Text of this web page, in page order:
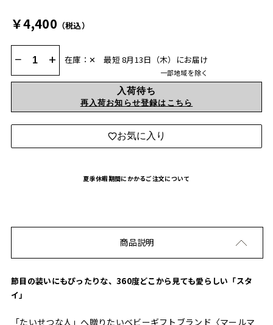
￥4,400 （税込）
− + 在庫：✕ 最短 8月13日（木）にお届け
一部地域を除く
入荷待ち
再入荷お知らせ登録はこちら
お気に入り
夏季休暇期間にかかるご注文について
商品説明
節目の装いにもぴったりな、360度どこから見ても愛らしい「スタ
イ」
「たいせつな人」へ贈りたいベビーギフトブランド〈マールマ